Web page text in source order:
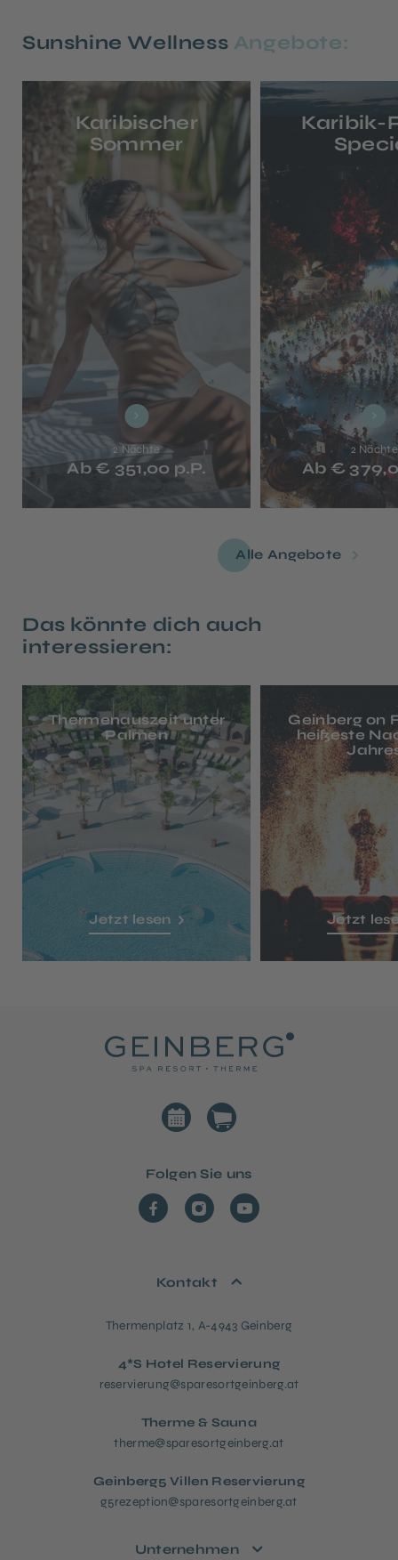
Sunshine Wellness Angebote:
Karibischer
Sommer
2 Nächte
Ab € 351,00 p.P.
Karibik-
2 Nächte
Ab €
Alle Angebote
Das könnte dich auch
interessieren:
Thermenauszeit unter
Palmen
Jetzt lesen
Geinberg on
heißeste
Jetzt
Folgen Sie uns
Kontakt
Thermenplatz 1, A-4943 Geinberg
4*S Hotel Reservierung
reservierung@sparesortgeinberg.at
Therme & Sauna
therme@sparesortgeinberg.at
Geinberg5 Villen Reservierung
g5rezeption@sparesortgeinberg.at
Unternehmen